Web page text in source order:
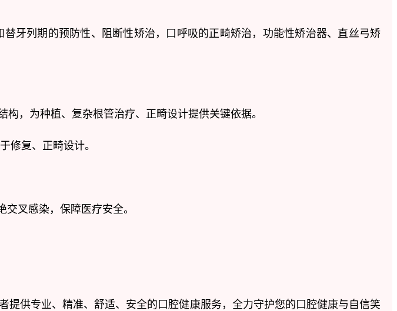
牙列期的预防性、阻断性矫治，口呼吸的正畸矫治，功能性矫治器、直丝弓矫
，为种植、复杂根管治疗、正畸设计提供关键依据。
修复、正畸设计。
叉感染，保障医疗安全。
提供专业、精准、舒适、安全的口腔健康服务，全力守护您的口腔健康与自信笑